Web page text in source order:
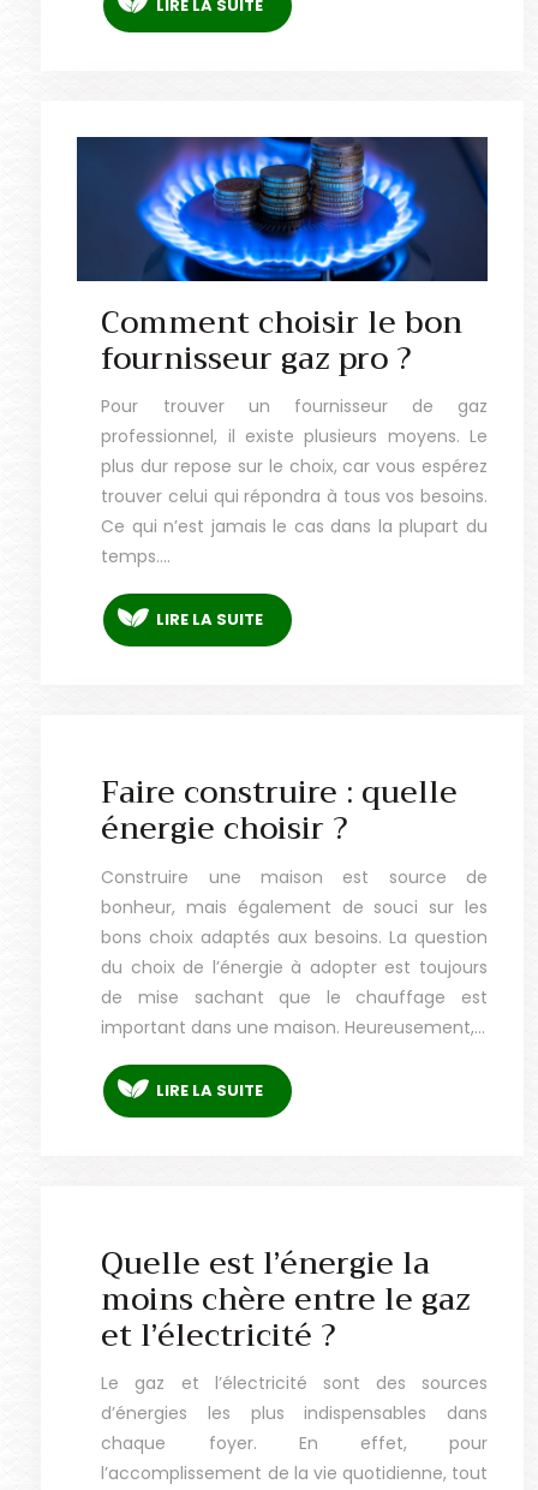
LIRE LA SUITE
Comment choisir le bon
fournisseur gaz pro ?
Pour trouver un fournisseur de gaz
professionnel, il existe plusieurs moyens. Le
plus dur repose sur le choix, car vous espérez
trouver celui qui répondra à tous vos besoins.
Ce qui n’est jamais le cas dans la plupart du
temps….
LIRE LA SUITE
Faire construire : quelle
énergie choisir ?
Construire une maison est source de
bonheur, mais également de souci sur les
bons choix adaptés aux besoins. La question
du choix de l’énergie à adopter est toujours
de mise sachant que le chauffage est
important dans une maison. Heureusement,…
LIRE LA SUITE
Quelle est l’énergie la
moins chère entre le gaz
et l’électricité ?
Le gaz et l’électricité sont des sources
d’énergies les plus indispensables dans
chaque foyer. En effet, pour
l’accomplissement de la vie quotidienne, tout